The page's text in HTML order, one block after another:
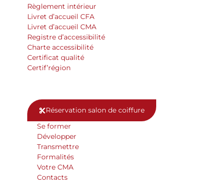
Règlement intérieur
Livret d’accueil CFA
Livret d’accueil CMA
Registre d’accessibilité
Charte accessibilité
Certificat qualité
Certif’région
Réservation salon de coiffure
Se former
Développer
Transmettre
Formalités
Votre CMA
Contacts